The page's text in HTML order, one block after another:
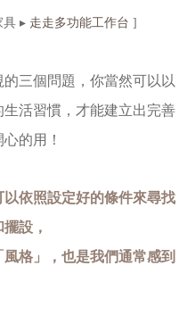
具 ▸ 走走多功能工作台 ]
三個問題，你當然可以以
活習慣，才能建立出完善
的用！
依照設定好的條件來尋找
設，
格」，也是我們通常感到